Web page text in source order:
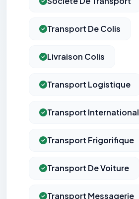
Transport De Colis
Livraison Colis
Transport Logistique
Transport International
Transport Frigorifique
Transport De Voiture
Transport Messagerie